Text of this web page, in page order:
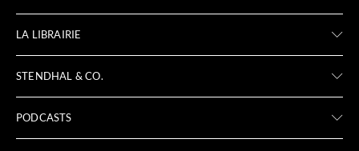
LA LIBRAIRIE
STENDHAL & CO.
PODCASTS